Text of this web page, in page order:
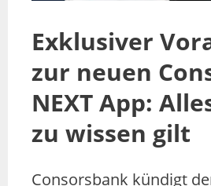
Exklusiver
zur neuen
NEXT App:
zu wissen gilt
Consorsbank kündigt